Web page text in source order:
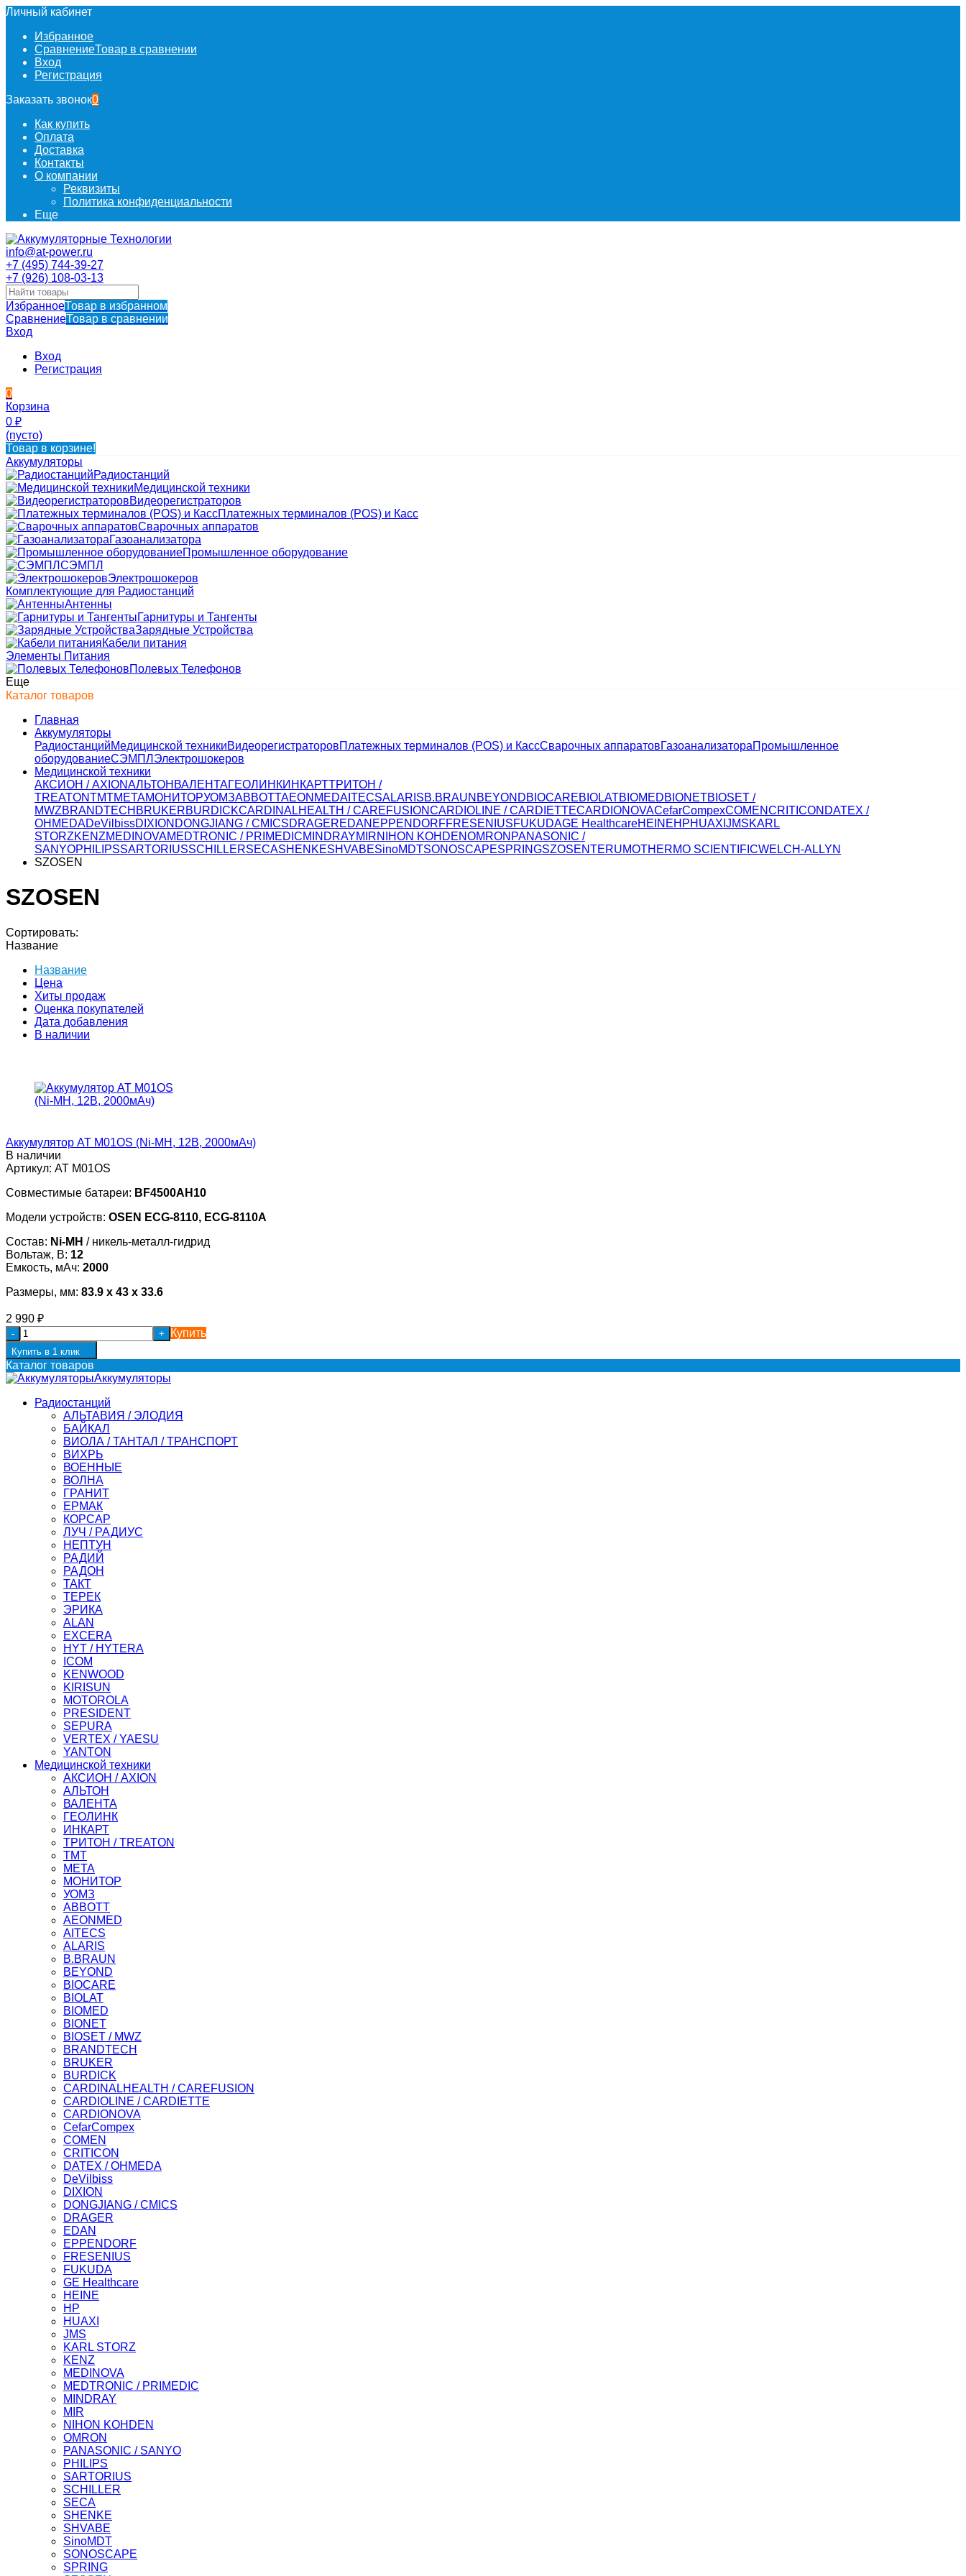
Личный кабинет
Избранное
СравнениеТовар в сравнении
Вход
Регистрация
Заказать звонок0
Как купить
Оплата
Доставка
Контакты
О компании
Реквизиты
Политика конфиденциальности
Еще
info@at-power.ru
+7 (495) 744-39-27
+7 (926) 108-03-13
ИзбранноеТовар в избранном
СравнениеТовар в сравнении
Вход
Вход
Регистрация
0
Корзина
0 ₽
(пусто)
Товар в корзине!
Аккумуляторы
Радиостанций
Медицинской техники
Видеорегистраторов
Платежных терминалов (POS) и Касс
Сварочных аппаратов
Газоанализатора
Промышленное оборудование
СЭМПЛ
Электрошокеров
Комплектующие для Радиостанций
Антенны
Гарнитуры и Тангенты
Зарядные Устройства
Кабели питания
Элементы Питания
Полевых Телефонов
Еще
Каталог товаров
Главная
Аккумуляторы
РадиостанцийМедицинской техникиВидеорегистраторовПлатежных терминалов (POS) и КассСварочных аппаратовГазоанализатораПромышленное
оборудованиеСЭМПЛ Электрошокеров
Медицинской техники
АКСИОН / AXIONАЛЬТОН ВАЛЕНТАГЕОЛИНКИНКАРТТРИТОН /
TREATONТМТМЕТАМОНИТОРУОМЗABBOTTAEONMEDAITECSALARISB.BRAUN BEYONDBIOCAREBIOLATBIOMEDBIONETBIOSET /
MWZBRANDTECH BRUKERBURDICKCARDINALHEALTH / CAREFUSIONCARDIOLINE / CARDIETTECARDIONOVACefarCompexCOMENCRITICON DATEX /
OHMEDADeVilbissDIXION DONGJIANG / CMICSDRAGEREDAN EPPENDORFFRESENIUSFUKUDAGE HealthcareHEINEHPHUAXI JMSKARL
STORZKENZMEDINOVAMEDTRONIC / PRIMEDICMINDRAYMIRNIHON KOHDENOMRON PANASONIC /
SANYOPHILIPSSARTORIUSSCHILLERSECASHENKESHVABESinoMDTSONOSCAPESPRINGSZOSENTERUMOTHERMO SCIENTIFICWELCH-ALLYN
SZOSEN
SZOSEN
Сортировать:
Название
Название
Цена
Хиты продаж
Оценка покупателей
Дата добавления
В наличии
Аккумулятор AT M01OS (Ni-MH, 12В, 2000мАч)
В наличии
Артикул: AT M01OS
Совместимые батареи: BF4500AH10
Модели устройств: OSEN ECG-8110, ECG-8110A
Состав: Ni-MH / никель-металл-гидрид
Вольтаж, В: 12
Емкость, мАч: 2000
Размеры, мм: 83.9 x 43 x 33.6
2 990 ₽
- + Купить
Купить в 1 клик
Каталог товаров
Аккумуляторы
Радиостанций
АЛЬТАВИЯ / ЭЛОДИЯ
БАЙКАЛ
ВИОЛА / ТАНТАЛ / ТРАНСПОРТ
ВИХРЬ
ВОЕННЫЕ
ВОЛНА
ГРАНИТ
ЕРМАК
КОРСАР
ЛУЧ / РАДИУС
НЕПТУН
РАДИЙ
РАДОН
ТАКТ
ТЕРЕК
ЭРИКА
ALAN
EXCERA
HYT / HYTERA
ICOM
KENWOOD
KIRISUN
MOTOROLA
PRESIDENT
SEPURA
VERTEX / YAESU
YANTON
Медицинской техники
АКСИОН / AXION
АЛЬТОН
ВАЛЕНТА
ГЕОЛИНК
ИНКАРТ
ТРИТОН / TREATON
ТМТ
МЕТА
МОНИТОР
УОМЗ
ABBOTT
AEONMED
AITECS
ALARIS
B.BRAUN
BEYOND
BIOCARE
BIOLAT
BIOMED
BIONET
BIOSET / MWZ
BRANDTECH
BRUKER
BURDICK
CARDINALHEALTH / CAREFUSION
CARDIOLINE / CARDIETTE
CARDIONOVA
CefarCompex
COMEN
CRITICON
DATEX / OHMEDA
DeVilbiss
DIXION
DONGJIANG / CMICS
DRAGER
EDAN
EPPENDORF
FRESENIUS
FUKUDA
GE Healthcare
HEINE
HP
HUAXI
JMS
KARL STORZ
KENZ
MEDINOVA
MEDTRONIC / PRIMEDIC
MINDRAY
MIR
NIHON KOHDEN
OMRON
PANASONIC / SANYO
PHILIPS
SARTORIUS
SCHILLER
SECA
SHENKE
SHVABE
SinoMDT
SONOSCAPE
SPRING